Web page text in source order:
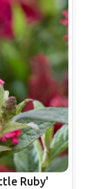
Ruby'